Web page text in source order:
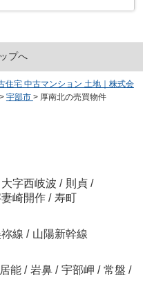
プへ
住宅 中古マンション 土地｜株式会
> 宇部市 > 厚南北の売買物件
大字西岐波 / 則貞 /
崎開作 / 寿町
線 / 山陽新幹線
居能 / 岩鼻 / 宇部岬 / 常盤 /